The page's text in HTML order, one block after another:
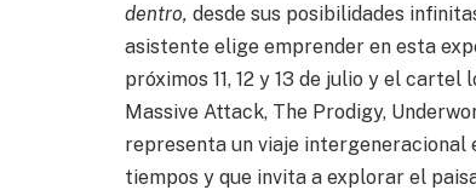
dentro, desde sus posibilidades
asistente elige emprender en esta
próximos 11, 12 y 13 de julio y el
Massive Attack, The Prodigy,
representa un viaje intergeneracional
tiempos y que invita a explorar el